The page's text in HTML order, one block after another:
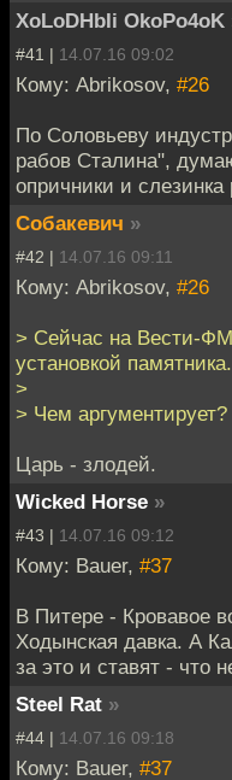
XoLoDHbIi OkoPo4oK
#41 | 14.07.16 09:02
Кому: Abrikosov, #26
По Соловьеву
рабов Сталина",
опричники и слезинка
Собакевич »
#42 | 14.07.16 09:11
Кому: Abrikosov, #26
> Сейчас на Вести-
установкой памятника.
>
> Чем аргументирует?
Царь - злодей.
Wicked Horse »
#43 | 14.07.16 09:12
Кому: Bauer, #37
В Питере - Кровавое
Ходынская давка. А
за это и ставят - что
Steel Rat »
#44 | 14.07.16 09:18
Кому: Bauer, #37